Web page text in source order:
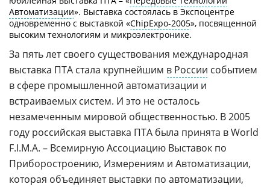
Автоматизации». Выставка состоялась в Экспоцентре
одновременно с выставкой «ChipExpo-2005», посвященной
высоким технологиям и микроэлектронике.
За пять лет своего существования международная
выставка ПТА стала крупнейшим в России событием
в сфере промышленной автоматизации и
встраиваемых систем. И это не осталось
незамеченным мировой общественностью. В 2005
году российская выставка ПТА была принята в World
F.I.M.A. – Всемирную Ассоциацию Выставок по
Приборостроению, Измерениям и Автоматизации,
которая объединяет выставки по автоматизации,